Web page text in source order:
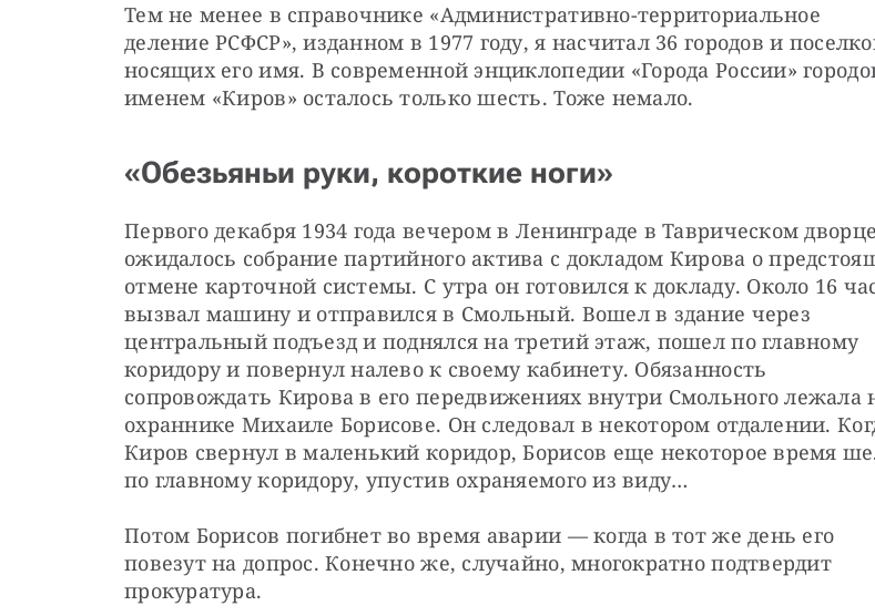
Тем не менее в справочнике «Административно-территориальное
деление РСФСР», изданном в 1977 году, я насчитал 36 городов и
носящих его имя. В современной энциклопедии «Города России»
именем «Киров» осталось только шесть. Тоже немало.
«Обезьяньи руки, короткие ноги»
Первого декабря 1934 года вечером в Ленинграде в Таврическом дворце
ожидалось собрание партийного актива с докладом Кирова о
отмене карточной системы. С утра он готовился к докладу. Около 16
вызвал машину и отправился в Смольный. Вошел в здание через
центральный подъезд и поднялся на третий этаж, пошел по главному
коридору и повернул налево к своему кабинету. Обязанность
сопровождать Кирова в его передвижениях внутри Смольного лежала
охраннике Михаиле Борисове. Он следовал в некотором отдалении.
Киров свернул в маленький коридор, Борисов еще некоторое время
по главному коридору, упустив охраняемого из виду…
Потом Борисов погибнет во время аварии — когда в тот же день его
повезут на допрос. Конечно же, случайно, многократно подтвердит
прокуратура.